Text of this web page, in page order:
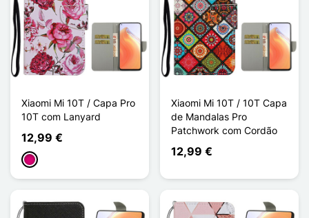
Xiaomi Mi 10T / Capa Pro
10T com Lanyard
12,99 €
Magenta
Xiaomi Mi 10T / 10T Capa
de Mandalas Pro
Patchwork com Cordão
12,99 €